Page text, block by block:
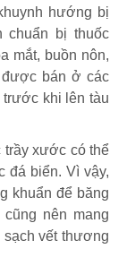
hướng bị
chuẩn bị thuốc
mắt, buồn nôn,
được bán ở các
khi lên tàu
trầy xước có thể
đá biển. Vì vậy,
khuẩn để băng
nên mang
sạch vết thương